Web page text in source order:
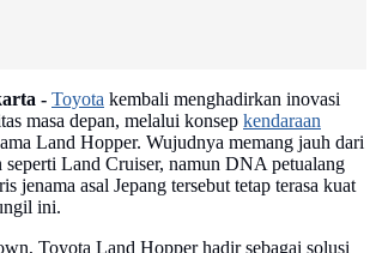
- Toyota kembali menghadirkan inovasi
masa depan, melalui konsep kendaraan
Land Hopper. Wujudnya memang jauh dari
Land Cruiser, namun DNA petualang
jenama asal Jepang tersebut tetap terasa kuat
ini.
Toyota Land Hopper hadir sebagai solusi